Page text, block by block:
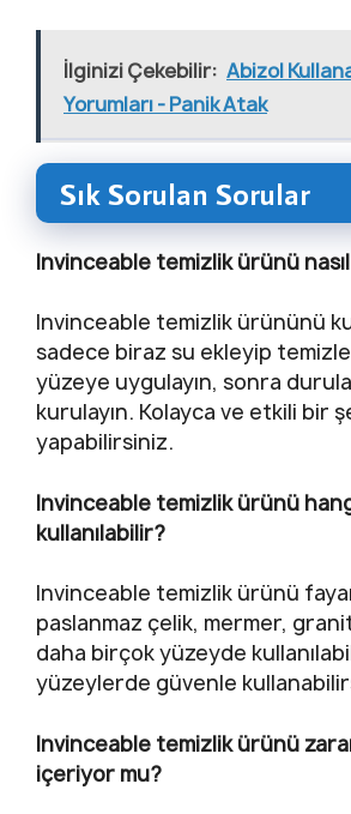
İlginizi Çekebilir: Abizol
Yorumları - Panik Atak
Sık Sorulan Sorular
Invinceable temizlik ürünü nasıl
Invinceable temizlik ürününü
sadece biraz su ekleyip
yüzeye uygulayın, sonra
kurulayın. Kolayca ve etkili bir
yapabilirsiniz.
Invinceable temizlik ürünü
kullanılabilir?
Invinceable temizlik ürünü
paslanmaz çelik, mermer,
daha birçok yüzeyde
yüzeylerde güvenle
Invinceable temizlik ürünü
içeriyor mu?